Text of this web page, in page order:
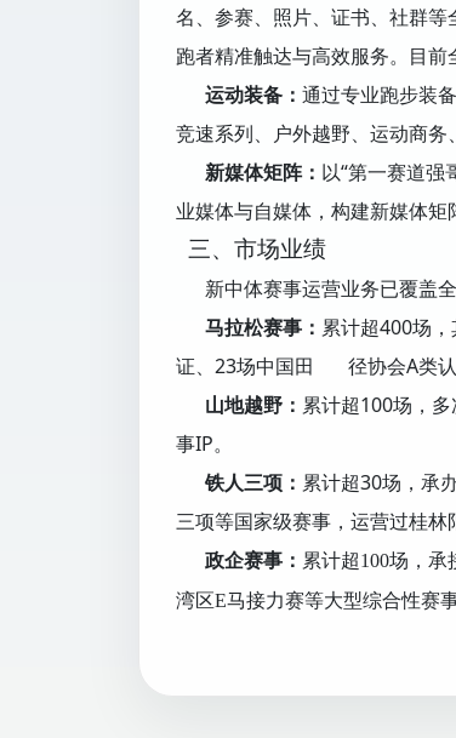
名、参赛、照片、证书、社群
跑者精准触达与高效服务。目前
运动装备： 通过专业跑步装
竞速系列、户外越野、运动商务
新媒体矩阵： 以“第一赛道
业媒体与自媒体，构建新媒体矩
三、市场业绩
新中体赛事运营业务已覆盖全
马拉松赛事： 累计超400场
证、23场中国田 径协会A类认
山地越野： 累计超100场，
事IP。
铁人三项： 累计超30场，承
三项等国家级赛事，运营过桂林
政企赛事： 累计超100场，
湾区E马接力赛等大型综合性赛事